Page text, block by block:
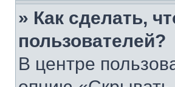
» Как сделать,
пользователей?
В центре